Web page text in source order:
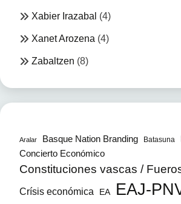
Xabier Irazabal (4)
Xanet Arozena (4)
Zabaltzen (8)
Aralar Basque Nation Branding Batasuna
Concierto Económico
Constituciones vascas /
Crísis económica EA EAJ-